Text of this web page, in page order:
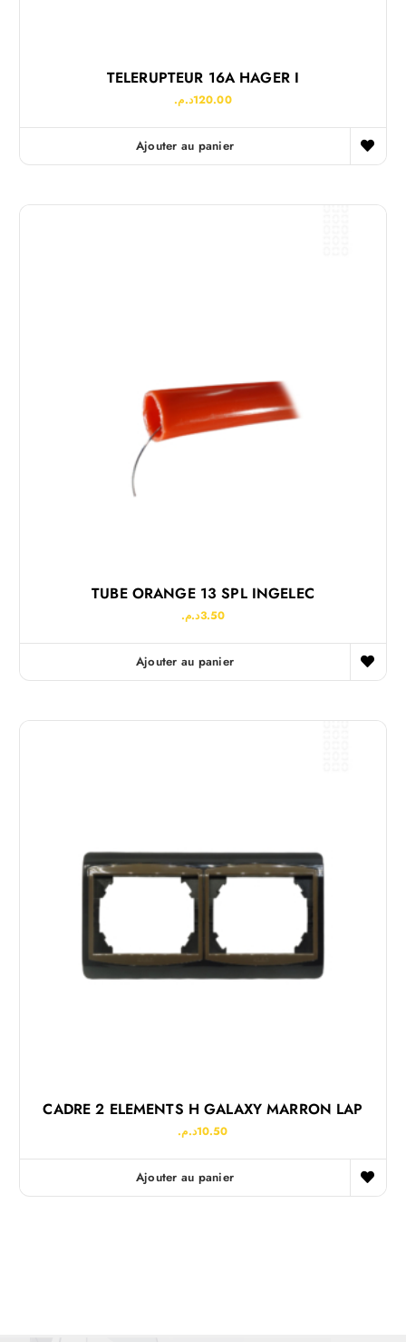
TELERUPTEUR 16A HAGER I
120.00د.م.
Ajouter au panier
TUBE ORANGE 13 SPL INGELEC
3.50د.م.
Ajouter au panier
CADRE 2 ELEMENTS H GALAXY MARRON LAP
10.50د.م.
Ajouter au panier